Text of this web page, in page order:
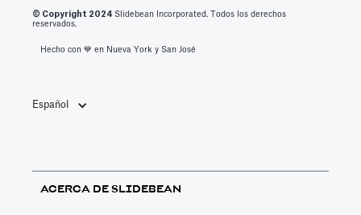
© Copyright 2 024 Slidebean Incorporated. Todos los derechos
reservados.
Hecho con 💙️ en Nueva York y San José
Español
ACERCA DE SLIDEBEAN